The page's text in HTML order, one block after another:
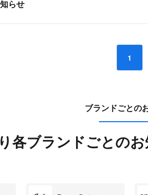
らせ
1
ブランドごとの
各ブランドごとの